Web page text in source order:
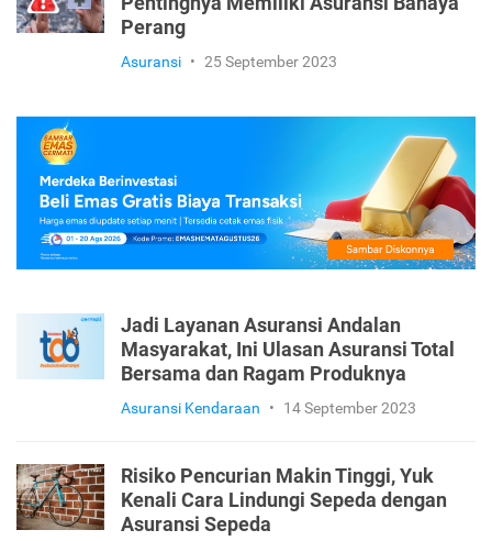
Perang
Asuransi • 25 September 2023
Jadi Layanan Asuransi Andalan
Masyarakat, Ini Ulasan Asuransi Total
Bersama dan Ragam Produknya
Asuransi Kendaraan • 14 September 2023
Risiko Pencurian Makin Tinggi, Yuk
Kenali Cara Lindungi Sepeda dengan
Asuransi Sepeda